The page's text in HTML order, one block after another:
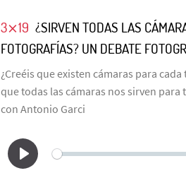
3⨯19 ¿SIRVEN TODAS LAS
FOTOGRAFÍAS? UN DEBATE
¿Creéis que existen cámaras para
que todas las cámaras nos sirven para
con Antonio Garci